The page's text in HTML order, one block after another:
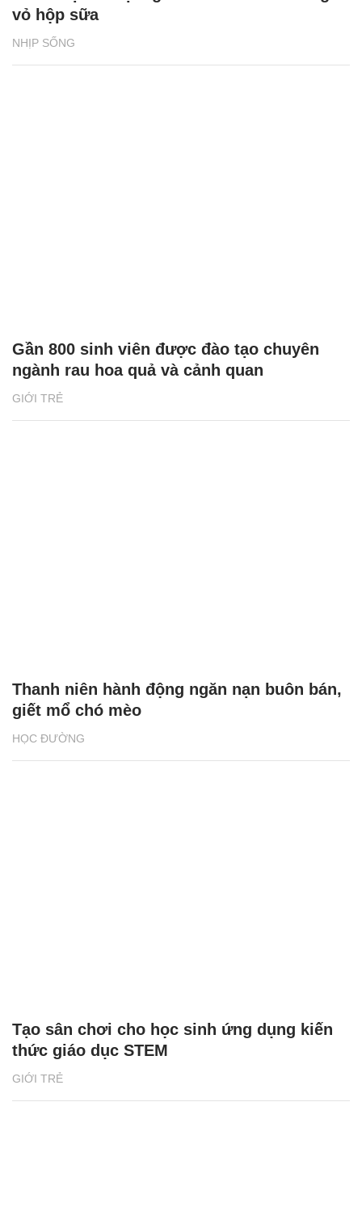
NHỊP SỐNG
vỏ hộp sữa
GIỚI TRẺ
Gần 800 sinh viên được đào tạo chuyên
ngành rau hoa quả và cảnh quan
HỌC ĐƯỜNG
Thanh niên hành động ngăn nạn buôn bán,
giết mổ chó mèo
GIỚI TRẺ
Tạo sân chơi cho học sinh ứng dụng kiến
thức giáo dục STEM